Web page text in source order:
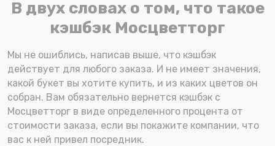
В двух словах о том, что такое
кэшбэк Мосцветторг
Мы не ошиблись, написав выше, что кэшбэк
действует для любого заказа. И не имеет значения,
какой букет вы хотите купить, и из каких цветов он
собран. Вам обязательно вернется кэшбэк с
Мосцветторг в виде определенного процента от
стоимости заказа, если вы покажите компании, что
вас к ней привел посредник.